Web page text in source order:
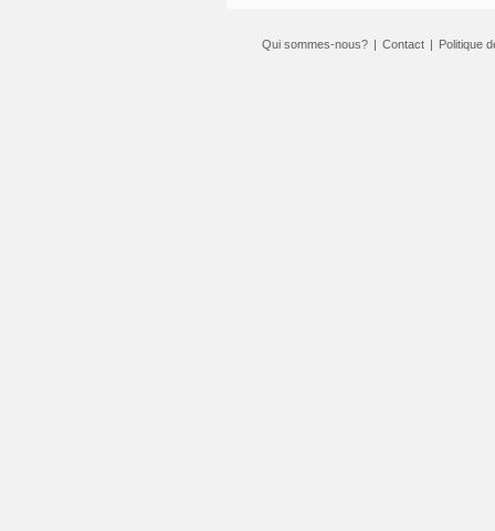
Qui sommes-nous? | Contact | Politique